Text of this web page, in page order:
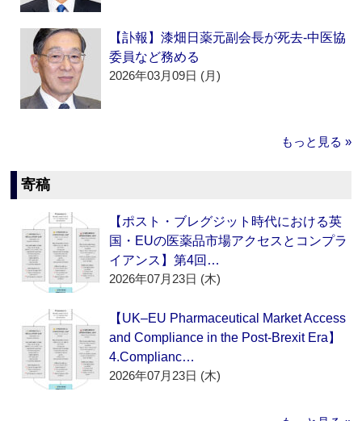
【訃報】漆畑日薬元副会長が死去‐中医協
委員など務める
2026年03月09日 (月)
もっと見る »
寄稿
【ポスト・ブレグジット時代における英
国・EUの医薬品市場アクセスとコンプラ
イアンス】第4回…
2026年07月23日 (木)
【UK–EU Pharmaceutical Market Access
and Compliance in the Post-Brexit Era】
4.Complianc…
2026年07月23日 (木)